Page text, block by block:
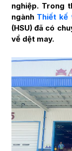
nghiệp. Trong
ngànhThiết kế
(HSU) đã có
về dệt may.